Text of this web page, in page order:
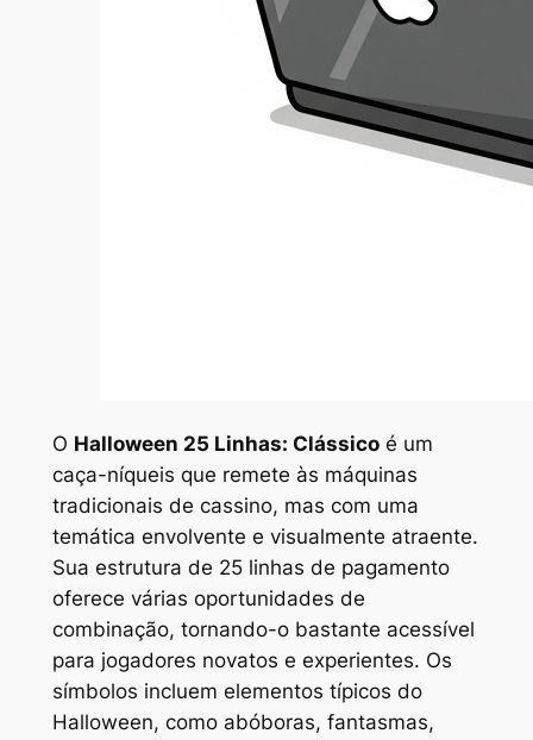
O Halloween 25 Linhas: Clássicoé um
caça-níqueis que remete às máquinas
tradicionais de cassino, mas com uma
temática envolvente e visualmente atraente.
Sua estrutura de 25 linhas de pagamento
oferece várias oportunidades de
combinação, tornando-o bastante acessível
para jogadores novatos e experientes. Os
símbolos incluem elementos típicos do
Halloween, como abóboras, fantasmas,